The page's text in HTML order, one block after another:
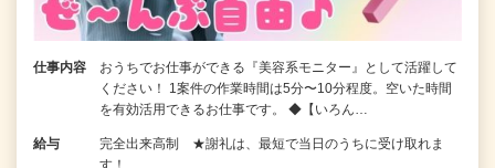
仕事内容
おうちでお仕事ができる『美容系モニター』として活躍して
ください！ 1案件の作業時間は5分〜10分程度。空いた時間
を有効活用できるお仕事です。 ◆【いろん…
給与
完全出来高制 ★謝礼は、最短で当日のうちに受け取れま
す！